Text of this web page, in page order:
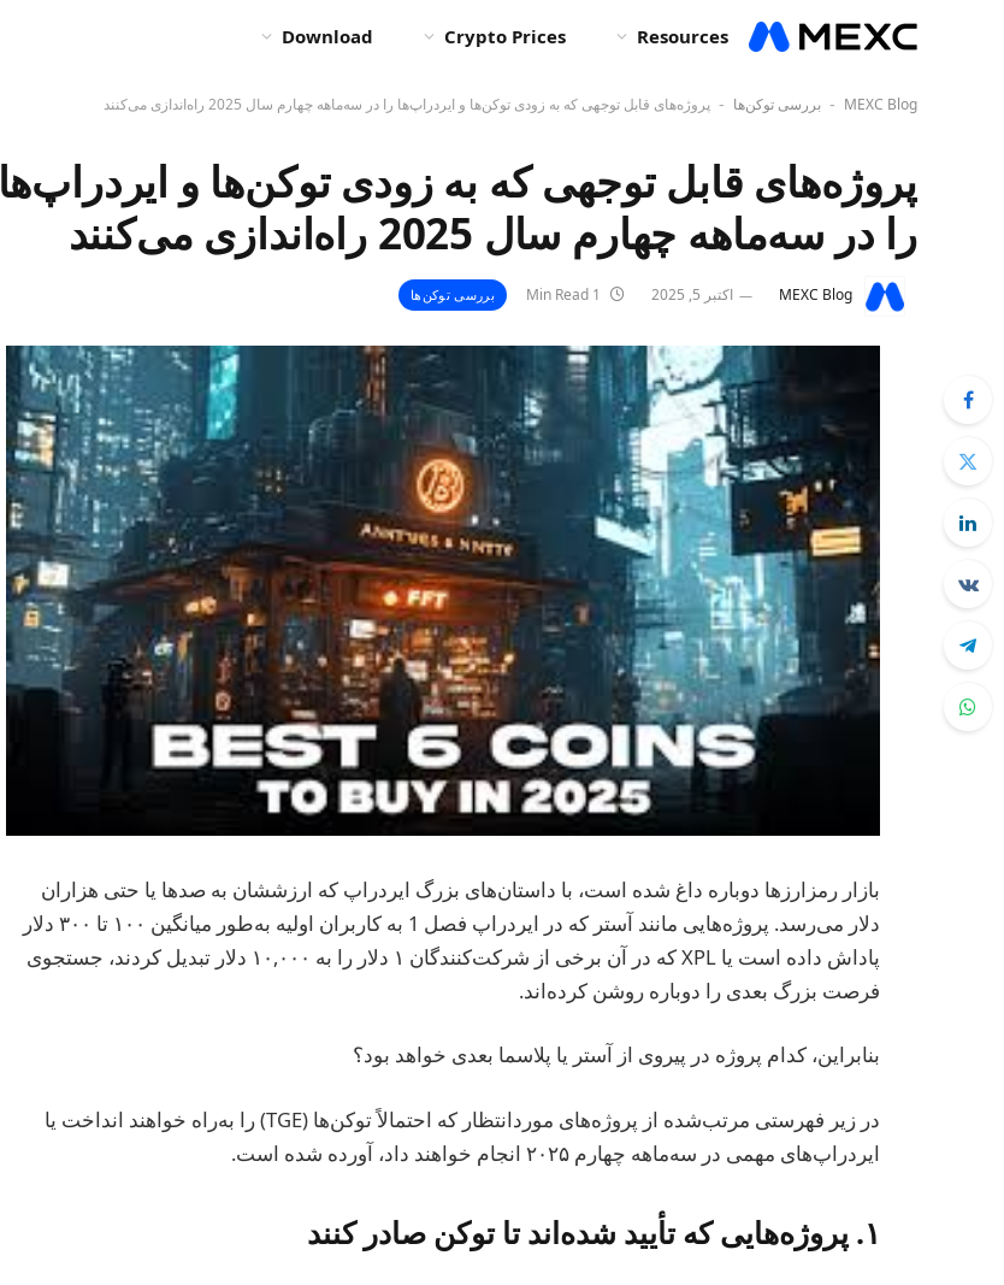
Resources
Crypto Prices
Download
MEXC Blog
- بررسی توکن‌ها - پروژه‌های قابل توجهی که به زودی توکن‌ها و ایردراپ‌ها را در سه‌ماهه چهارم سال 2025 راه‌اندازی می‌کنند
پروژه‌های قابل توجهی که به زودی توکن‌ها و ایردراپ‌ها
را در سه‌ماهه چهارم سال 2025 راه‌اندازی می‌کنند
MEXC Blog اکتبر 5, 2025 بررسی توکن‌ها
بازار رمزارزها دوباره داغ شده است، با داستان‌های بزرگ ایردراپ که ارزششان به صدها یا حتی هزاران
دلار می‌رسد. پروژه‌هایی مانند آستر که در ایردراپ فصل 1 به کاربران اولیه به‌طور میانگین ۱۰۰ تا ۳۰۰ دلار
پاداش داده است یا XPL که در آن برخی از شرکت‌کنندگان ۱ دلار را به ۱۰,۰۰۰ دلار تبدیل کردند، جستجوی
فرصت بزرگ بعدی را دوباره روشن کرده‌اند.
بنابراین، کدام پروژه در پیروی از آستر یا پلاسما بعدی خواهد بود؟
در زیر فهرستی مرتب‌شده از پروژه‌های موردانتظار که احتمالاً توکن‌ها (TGE) را به‌راه خواهند انداخت یا
ایردراپ‌های مهمی در سه‌ماهه چهارم ۲۰۲۵ انجام خواهند داد، آورده شده است.
۱. پروژه‌هایی که تأیید شده‌اند تا توکن صادر کنند